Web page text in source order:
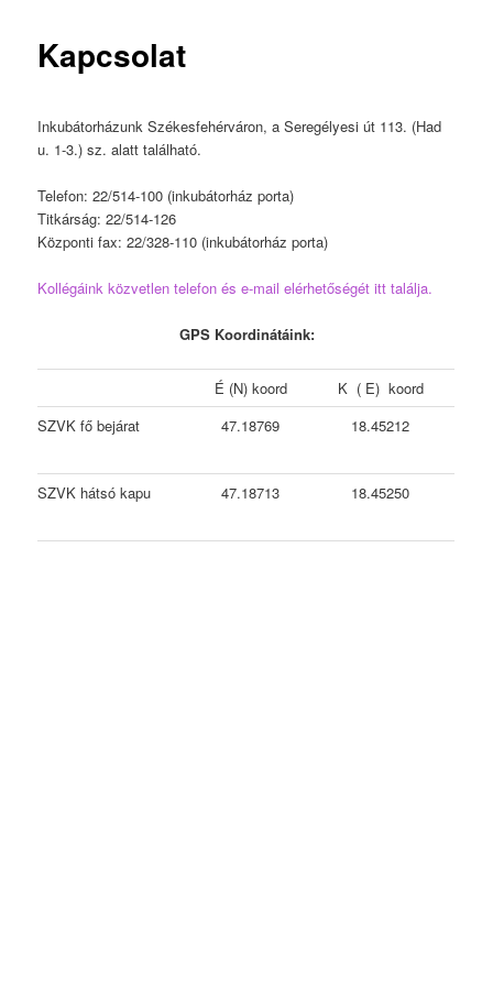
Kapcsolat
Inkubátorházunk Székesfehérváron, a Seregélyesi út 113. (Had
u. 1-3.) sz. alatt található.
Telefon: 22/514-100 (inkubátorház porta)
Titkárság: 22/514-126
Központi fax: 22/328-110 (inkubátorház porta)
Kollégáink közvetlen telefon és e-mail elérhetőségét itt találja.
GPS Koordinátáink:
É (N) koord
K ( E) koord
SZVK fő bejárat
47.18769 18.45212
SZVK hátsó kapu 47.18713 18.45250